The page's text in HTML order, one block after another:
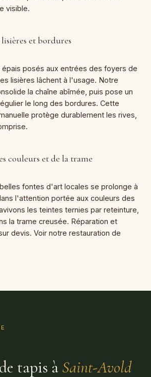
visible.
et bordures
épais posés aux entrées des foyers de
lisières lâchent à l'usage. Notre
la chaîne abîmée, puis pose un
le long des bordures. Cette
protège durablement les rives,
couleurs et de la trame
fontes d'art locales se prolonge à
l'attention portée aux couleurs des
les teintes ternies par reteinture,
la trame creusée. Réparation et
devis. Voir notre restauration de
tapis à Saint-Avold